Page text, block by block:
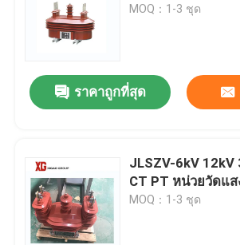
สินค้า
เกี่ยวกับเรา
MOQ：1-3 ชุด
ราคาถูกที่สุด
JLSZV-6kV 12kV
CT PT หน่วยวัดแส
MOQ：1-3 ชุด